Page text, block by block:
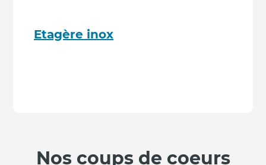
Etagère inox
Nos coups de coeurs